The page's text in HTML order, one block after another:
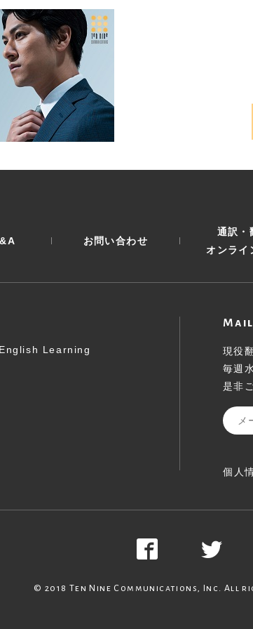
お問い合わせ
通訳・
オンライ
English Learning
現役
毎週
是非
個人
© 2018 Ten Nine Communications, Inc. All